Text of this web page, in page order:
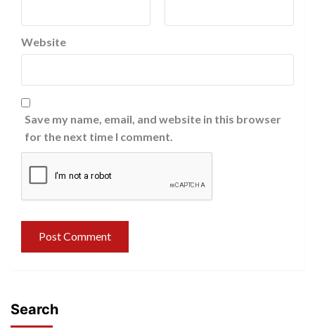
Website
Save my name, email, and website in this browser
for the next time I comment.
Search